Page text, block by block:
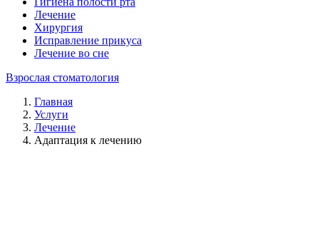
Лечение
Хирургия
Исправление прикуса
Лечение во сне
Взрослая стоматология
Главная
Услуги
Лечение
Адаптация к лечению